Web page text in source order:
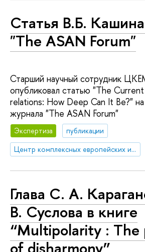
Статья В.Б.
"The ASAN Forum"
Старший научный сотрудник
опубликовал статью "The
relations: How Deep Can It Be?"
журнала "The ASAN Forum"
Экспертиза
публикации
Центр комплексных европейских и международных исследований (ЦКЕМИ)
Глава С. А.
В. Суслова в книге
“Multipolarity : The